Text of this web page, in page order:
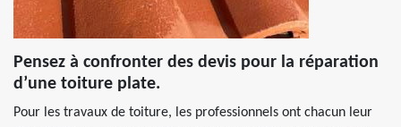
Pensez à confronter des devis pour la réparation
d’une toiture plate.
Pour les travaux de toiture, les professionnels ont chacun leur